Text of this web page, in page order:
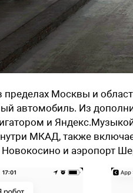
Москвы и
автомобиль. Из
и
МКАД, также
и аэропорт